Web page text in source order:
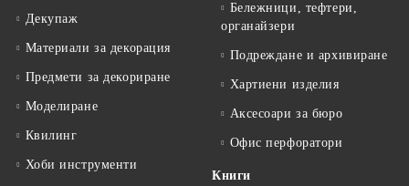
Декупаж
Материали за декорация
Предмети за декориране
Моделиране
Квилинг
Хоби инструменти
Бележници, тефтери,
органайзери
Подреждане и архивиране
Хартиени изделия
Аксесоари за бюро
Офис перфоратори
Книги